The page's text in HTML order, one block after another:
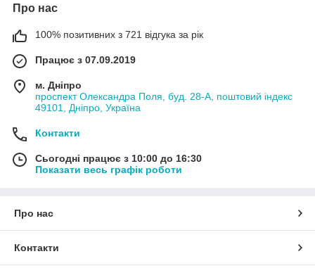
Про нас
100% позитивних з 721 відгука за рік
Працює з 07.09.2019
м. Дніпро
проспект Олександра Поля, буд. 28-А, поштовий індекс
49101, Дніпро, Україна
Контакти
Сьогодні працює з 10:00 до 16:30
Показати весь графік роботи
Про нас
Контакти